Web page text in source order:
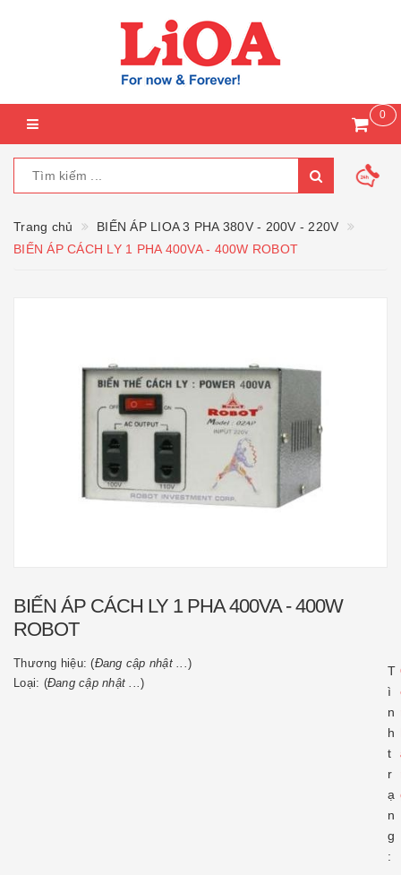
0
Trang chủ
BIẾN ÁP LIOA 3 PHA 380V - 200V - 220V
BIẾN ÁP CÁCH LY 1 PHA 400VA - 400W ROBOT
BIẾN ÁP CÁCH LY 1 PHA 400VA - 400W
ROBOT
Thương hiệu: (Đang cập nhật ...)
Loại: (Đang cập nhật ...)
T
ì
n
h
t
r
ạ
n
g
: